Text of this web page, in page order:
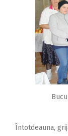
Întotdeauna,